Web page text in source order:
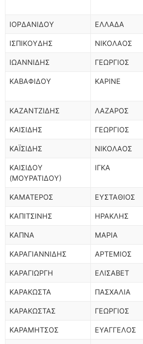
ΙΟΡΔΑΝΙΔΟΥ ΕΛΛΑΔΑ
ΙΣΠΙΚΟΥΔΗΣ ΝΙΚΟΛΑΟΣ
ΙΩΑΝΝΙΔΗΣ ΓΕΩΡΓΙΟΣ
ΚΑΒΑΦΙΔΟΥ ΚΑΡΙΝΕ
ΚΑΖΑΝΤΖΙΔΗΣ ΛΑΖΑΡΟΣ
ΚΑΙΣΙΔΗΣ ΓΕΩΡΓΙΟΣ
ΚΑΪΣΙΔΗΣ ΝΙΚΟΛΑΟΣ
ΚΑΙΣΙΔΟΥ
(ΜΟΥΡΑΤΙΔΟΥ)
ΙΓΚΑ
ΚΑΜΑΤΕΡΟΣ ΕΥΣΤΑΘΙΟΣ
ΚΑΠΙΤΣΙΝΗΣ ΗΡΑΚΛΗΣ
ΚΑΠΝΑ ΜΑΡΙΑ
ΚΑΡΑΓΙΑΝΝΙΔΗΣ ΑΡΤΕΜΙΟΣ
ΚΑΡΑΓΙΩΡΓΗ ΕΛΙΣΑΒΕΤ
ΚΑΡΑΚΩΣΤΑ ΠΑΣΧΑΛΙΑ
ΚΑΡΑΚΩΣΤΑΣ ΓΕΩΡΓΙΟΣ
ΚΑΡΑΜΗΤΣΟΣ ΕΥΑΓΓΕΛΟΣ